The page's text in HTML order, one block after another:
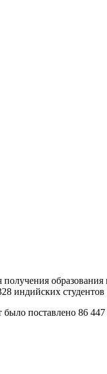
получения
индийских
поставлено 86 447